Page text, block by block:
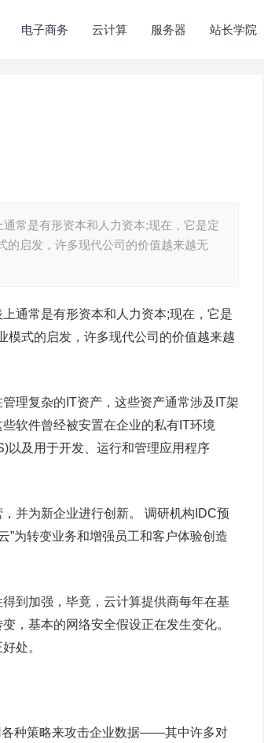
电子商务 云计算 服务器 站长学院
常是有形资本和人力资本;现在，它是定
的启发，许多现代公司的价值越来越无
通常是有形资本和人力资本;现在，它是
模式的启发，许多现代公司的价值越来越
理复杂的IT资产，这些资产通常涉及IT架
软件曾经被安置在企业的私有IT环境
以及用于开发、运行和管理应用程序
并为新企业进行创新。 调研机构IDC预
”为转变业务和增强员工和客户体验创造
到加强，毕竟，云计算提供商每年在基
，基本的网络安全假设正在发生变化。
处。
各种策略来攻击企业数据——其中许多对